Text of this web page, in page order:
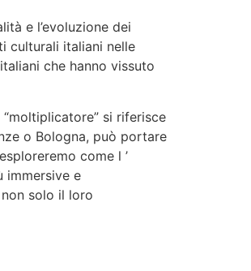
e l’evoluzione dei
culturali italiani nelle
che hanno vissuto
si riferisce
o Bologna, può portare
come l ’
immersive e
solo il loro